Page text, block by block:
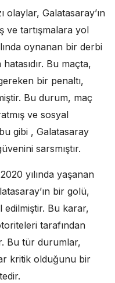
olaylar, Galatasaray’ın
ve tartışmalara yol
oynanan bir derbi
Bu maçta,
bir penaltı,
Bu durum, maç
ve sosyal
gibi , Galatasaray
sarsmıştır.
yılında yaşanan
bir golü,
edilmiştir. Bu karar,
tarafından
Bu tür durumlar,
kritik olduğunu bir